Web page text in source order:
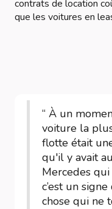
contrats de location
que les voitures en
“ À un
voiture la
flotte était
qu'il y avait
Mercedes
c’est un
chose qui ne